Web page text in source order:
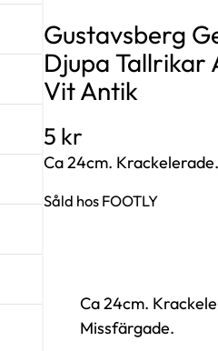
Gustavsberg
Djupa Tallrikar
Vit Antik
5 kr
Ca 24cm.
Såld hos FOOTLY
Ca 24cm.
Missfärgade.